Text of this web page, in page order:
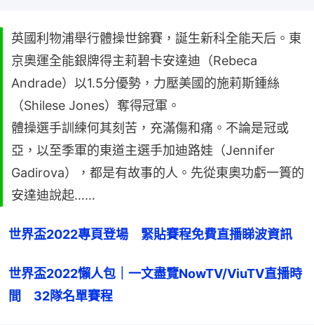
英國利物浦舉行體操世錦賽，誕生新科全能天后。東
京奧運全能銀牌得主莉碧卡安達迪（Rebeca
Andrade）以1.5分優勢，力壓美國的施莉斯鍾絲
（Shilese Jones）奪得冠軍。
體操選手訓練何其刻苦，充滿傷和痛。不論是冠或
亞，以至季軍的東道主選手加迪路娃（Jennifer
Gadirova），都是有故事的人。先從東奧功虧一簣的
安達迪說起……
世界盃2022專頁登場　緊貼賽程免費直播睇波資訊
世界盃2022懶人包｜一文盡覽NowTV/ViuTV直播時
間　32隊名單賽程